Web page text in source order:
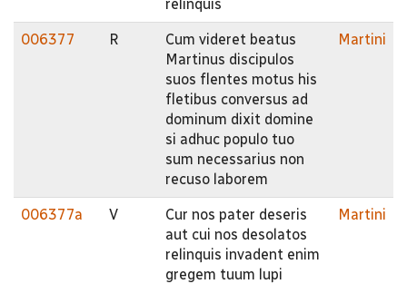
relinquis
006377 R
Cum videret beatus
Martinus discipulos
suos flentes motus his
fletibus conversus ad
dominum dixit domine
si adhuc populo tuo
sum necessarius non
recuso laborem
Martini
006377a V
Cur nos pater deseris
aut cui nos desolatos
relinquis invadent enim
gregem tuum lupi
Martini